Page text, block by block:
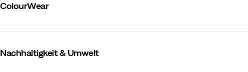
Kapuze:Nein
ColourWear
Nachhaltigkeit & Umwelt